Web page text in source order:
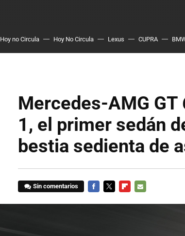
Hoy no Circula Hoy No Circula Lexus CUPRA
Mercedes-AMG GT
1, el primer sedán
bestia sedienta de
Sin comentarios